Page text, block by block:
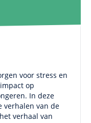
voor stress en
op
In deze
verhalen van de
verhaal van